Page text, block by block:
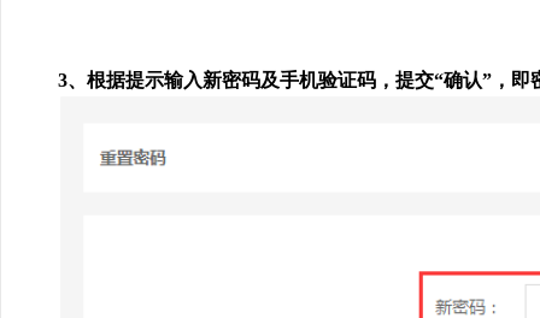
3、根据提示输入新密码及手机验证码，提交“确认”，即